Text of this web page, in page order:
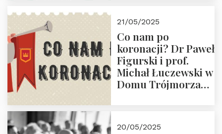
Zapraszamy do
zapisów.
21/05/2025
Co nam po
koronacji? Dr Paweł
Figurski i prof.
Michał Łuczewski w
Domu Trójmorza
20/05/2025